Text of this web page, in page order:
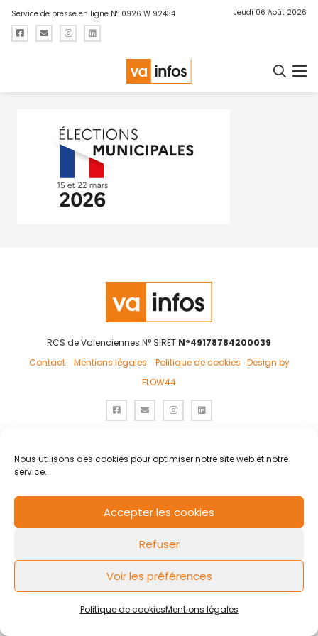
Nous utilisons des cookies pour optimiser notre site web et notre
service.
Accepter les cookies
Refuser
Voir les préférences
Politique de cookiesMentions légales
Service de presse en ligne N° 0926 W 92434 Jeudi 06 Août 2026
RCS de Valenciennes N° SIRET N°49178784200039
Contact
Mentions légales Politique de cookies Design by
FLOW44